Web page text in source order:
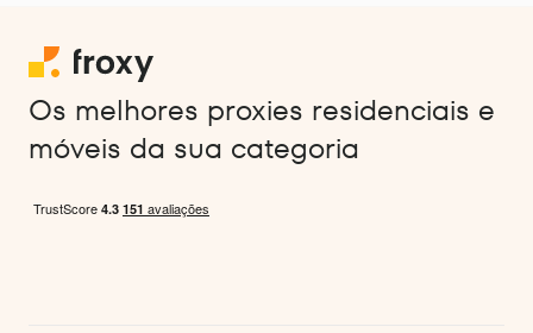
Os melhores proxies residenciais e
móveis da sua categoria